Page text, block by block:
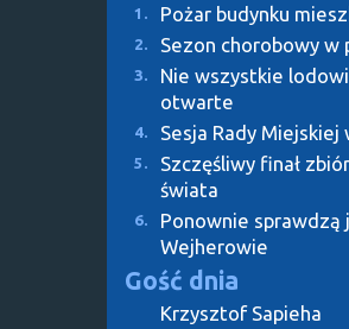
1. Pożar budynku
2. Sezon chorobowy w
3.
Nie wszystkie
otwarte
4. Sesja Rady Miejskiej
5.
Szczęśliwy finał
świata
6.
Ponownie
Wejherowie
Gość dnia
Krzysztof Sapieha